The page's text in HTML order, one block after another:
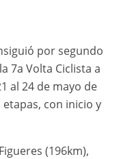
por segundo
7a Volta Ciclista a
al 24 de mayo de
etapas, con inicio y
(196km),